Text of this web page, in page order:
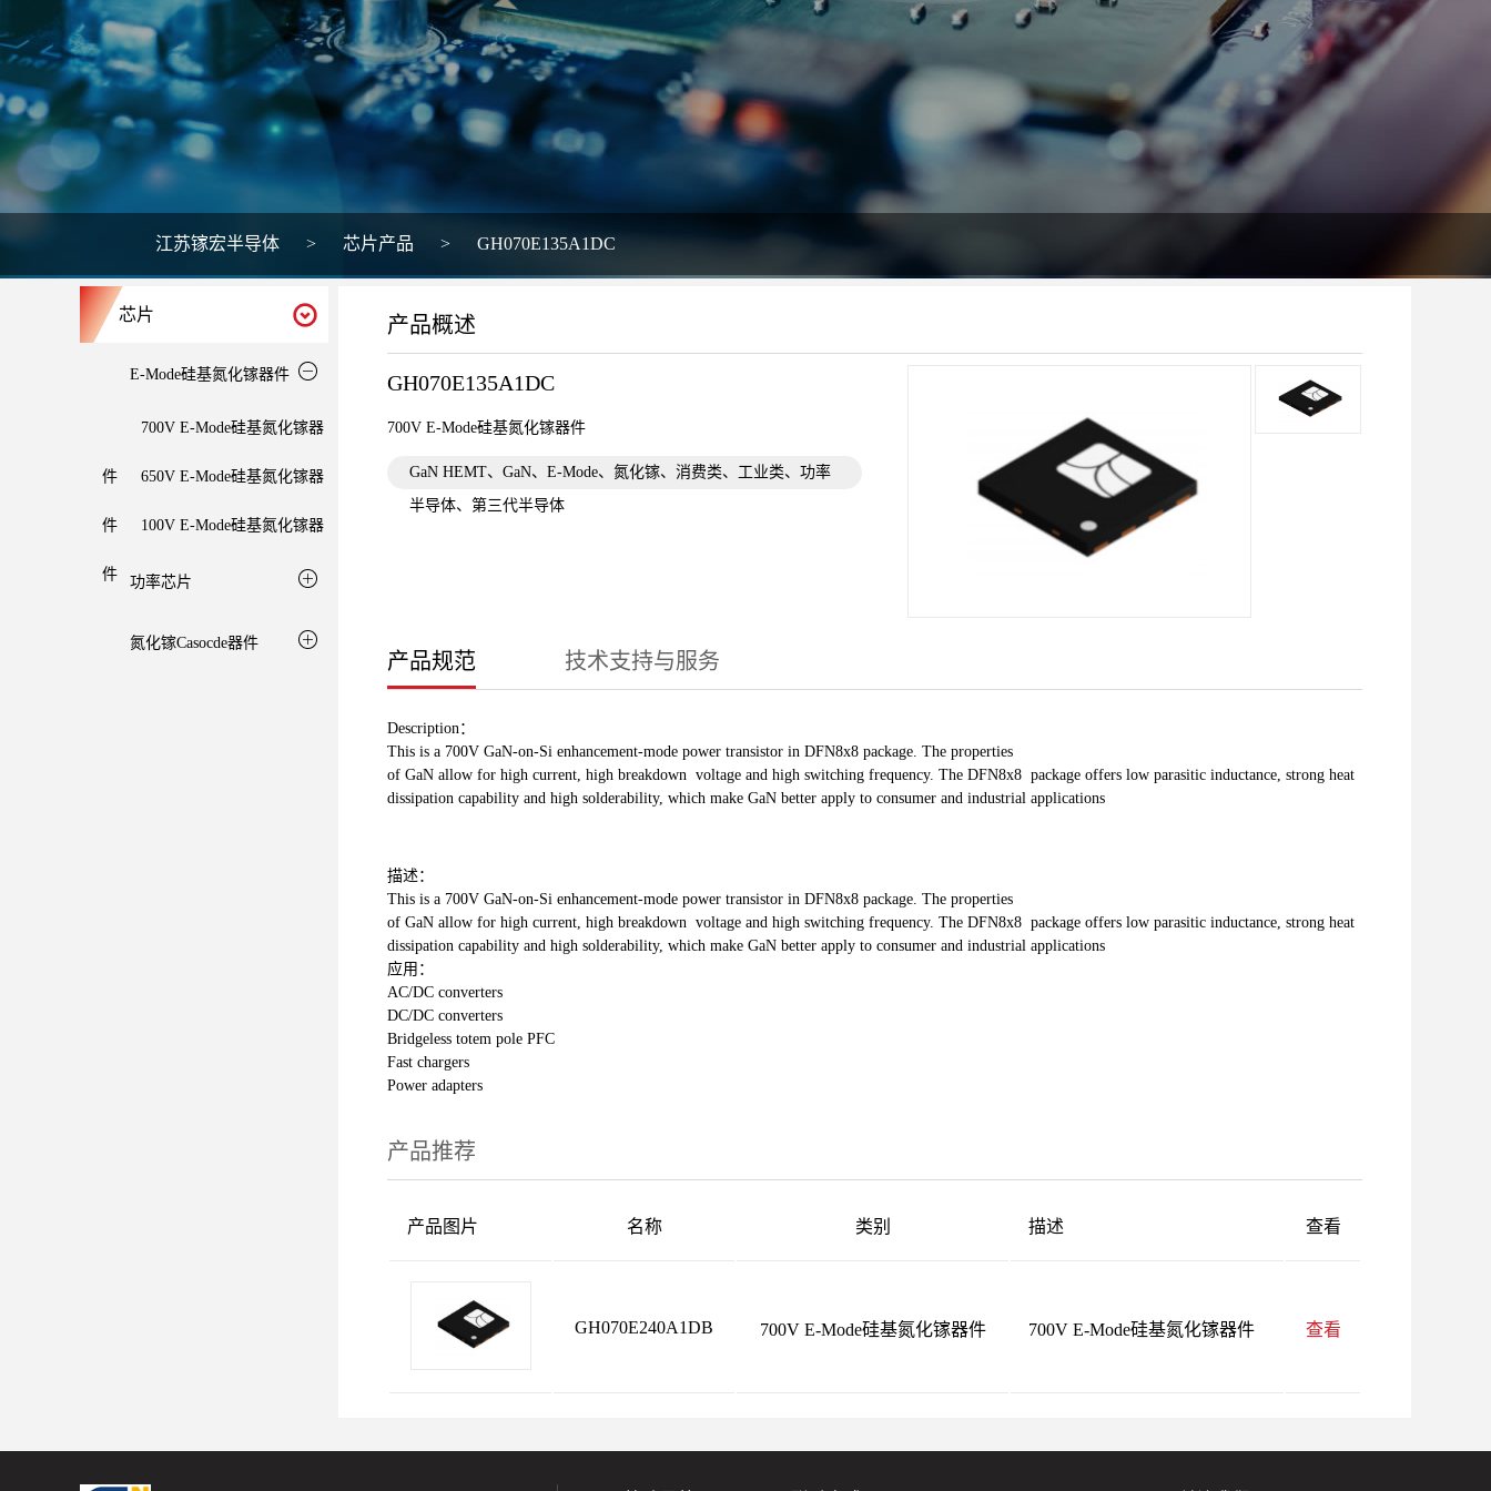
江苏镓宏半导体 > 芯片产品 > GH070E135A1DC
芯片
E-Mode硅基氮化镓器件
700V E-Mode硅基氮化镓器
件 650V E-Mode硅基氮化镓器
件 100V E-Mode硅基氮化镓器
件 功率芯片
氮化镓Casocde器件
产品概述
GH070E135A1DC
700V E-Mode硅基氮化镓器件
GaN HEMT、GaN、E-Mode、氮化镓、消费类、工业类、功率
半导体、第三代半导体
产品规范 技术支持与服务
Description：
This is a 700V GaN-on-Si enhancement-mode power transistor in DFN8x8 package. The properties
of GaN allow for high current, high breakdown voltage and high switching frequency. The DFN8x8 package offers low parasitic inductance, strong heat
dissipation capability and high solderability, which make GaN better apply to consumer and industrial applications
描述：
This is a 700V GaN-on-Si enhancement-mode power transistor in DFN8x8 package. The properties
of GaN allow for high current, high breakdown voltage and high switching frequency. The DFN8x8 package offers low parasitic inductance, strong heat
dissipation capability and high solderability, which make GaN better apply to consumer and industrial applications
应用：
AC/DC converters
DC/DC converters
Bridgeless totem pole PFC
Fast chargers
Power adapters
产品推荐
产品图片 名称 类别 描述 查看
GH070E240A1DB 700V E-Mode硅基氮化镓器件 700V E-Mode硅基氮化镓器件 查看